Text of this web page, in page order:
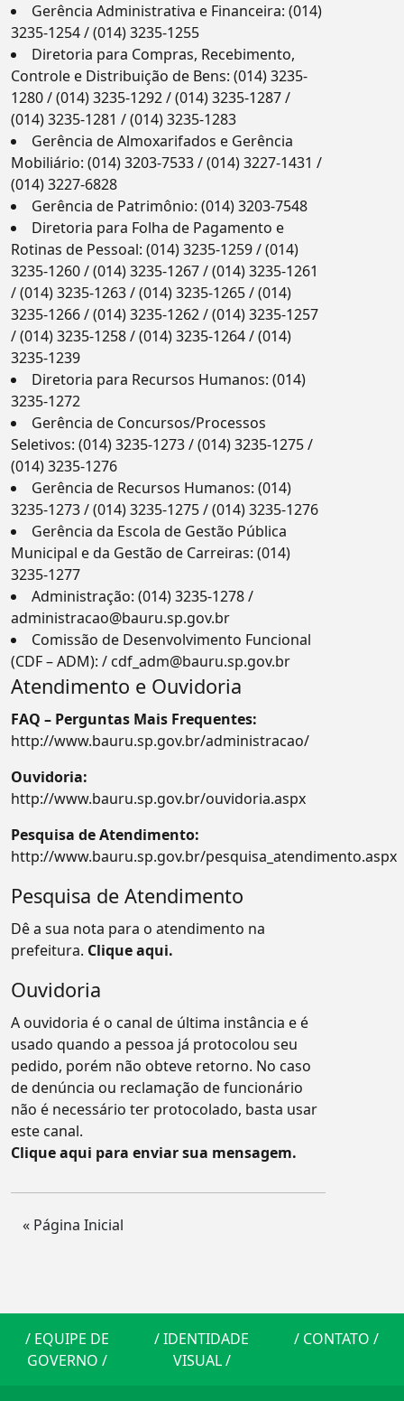
Gerência Administrativa e Financeira: (014)
3235-1254 / (014) 3235-1255
Diretoria para Compras, Recebimento,
Controle e Distribuição de Bens: (014) 3235-
1280 / (014) 3235-1292 / (014) 3235-1287 /
(014) 3235-1281 / (014) 3235-1283
Gerência de Almoxarifados e Gerência
Mobiliário: (014) 3203-7533 / (014) 3227-1431 /
(014) 3227-6828
Gerência de Patrimônio: (014) 3203-7548
Diretoria para Folha de Pagamento e
Rotinas de Pessoal: (014) 3235-1259 / (014)
3235-1260 / (014) 3235-1267 / (014) 3235-1261
/ (014) 3235-1263 / (014) 3235-1265 / (014)
3235-1266 / (014) 3235-1262 / (014) 3235-1257
/ (014) 3235-1258 / (014) 3235-1264 / (014)
3235-1239
Diretoria para Recursos Humanos: (014)
3235-1272
Gerência de Concursos/Processos
Seletivos: (014) 3235-1273 / (014) 3235-1275 /
(014) 3235-1276
Gerência de Recursos Humanos: (014)
3235-1273 / (014) 3235-1275 / (014) 3235-1276
Gerência da Escola de Gestão Pública
Municipal e da Gestão de Carreiras: (014)
3235-1277
Administração: (014) 3235-1278 /
administracao@bauru.sp.gov.br
Comissão de Desenvolvimento Funcional
(CDF – ADM): / cdf_adm@bauru.sp.gov.br
Atendimento e Ouvidoria
FAQ – Perguntas Mais Frequentes:
http://www.bauru.sp.gov.br/administracao/
Ouvidoria:
http://www.bauru.sp.gov.br/ouvidoria.aspx
Pesquisa de Atendimento:
http://www.bauru.sp.gov.br/pesquisa_atendimento.aspx
Pesquisa de Atendimento
Dê a sua nota para o atendimento na
prefeitura. Clique aqui.
Ouvidoria
A ouvidoria é o canal de última instância e é
usado quando a pessoa já protocolou seu
pedido, porém não obteve retorno. No caso
de denúncia ou reclamação de funcionário
não é necessário ter protocolado, basta usar
este canal.
Clique aqui para enviar sua mensagem.
« Página Inicial
/ EQUIPE DE
GOVERNO /
/IDENTIDADE
VISUAL/
/ CONTATO /